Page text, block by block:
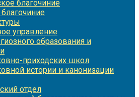
благочиние
управление
образования и
приходских школ
истории и канонизации
отдел